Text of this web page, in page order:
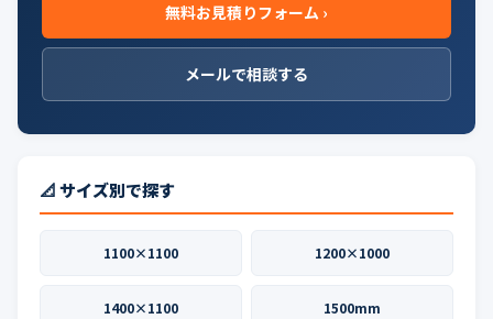
無料お見積りフォーム ›
メールで相談する
📐 サイズ別で探す
1100×1100 1200×1000
1400×1100 1500mm